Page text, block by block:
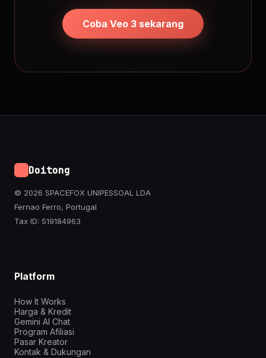
Coba Veo 3 sekarang
Doitong
© 2026 SPACEFOX UNIPESSOAL LDA
Fernao Ferro, Portugal
Tax ID: 519184963
Platform
How It Works
Harga & Kredit
Gemini AI Chat
Program Afiliasi
Pasar Kreator
Kontak & Dukungan